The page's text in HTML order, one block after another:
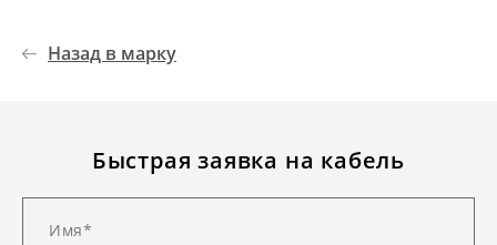
Назад в марку
Быстрая заявка на кабель